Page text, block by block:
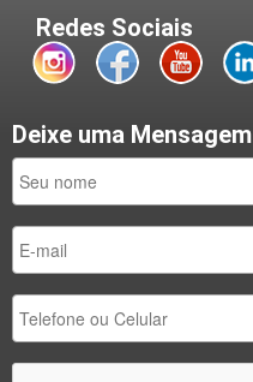
Redes Sociais
Deixe uma Mensagem